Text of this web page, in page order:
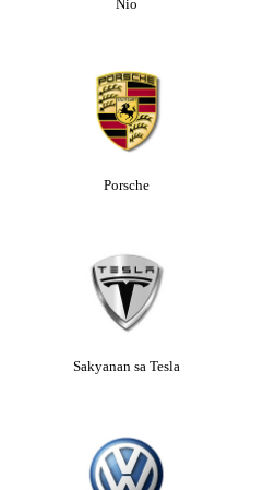
Nio
Porsche
Sakyanan sa Tesla